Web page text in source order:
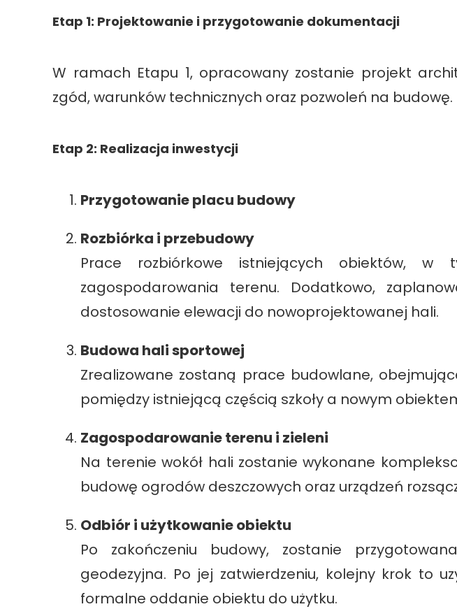
Etap 1: Projektowanie i przygotowanie dokumentacji
W ramach Etapu 1, opracowany zostanie projekt
zgód, warunków technicznych oraz pozwoleń na budowę.
Etap 2: Realizacja inwestycji
Przygotowanie placu budowy
Rozbiórka i przebudowy
Prace rozbiórkowe istniejących obiektów, w
zagospodarowania terenu. Dodatkowo,
dostosowanie elewacji do nowoprojektowanej hali.
Budowa hali sportowej
Zrealizowane zostaną prace budowlane,
pomiędzy istniejącą częścią szkoły a nowym
Zagospodarowanie terenu i zieleni
Na terenie wokół hali zostanie wykonane
budowę ogrodów deszczowych oraz urządzeń
Odbiór i użytkowanie obiektu
Po zakończeniu budowy, zostanie
geodezyjna. Po jej zatwierdzeniu, kolejny krok to
formalne oddanie obiektu do użytku.